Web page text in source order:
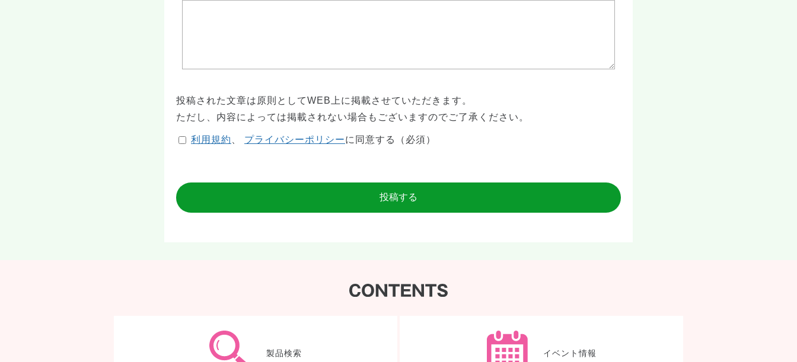
投稿された文章は原則としてWEB上に掲載させていただきます。
ただし、内容によっては掲載されない場合もございますのでご了承ください。
利用規約 プライバシーポリシーに同意する（必須）
製品検索 イベント情報